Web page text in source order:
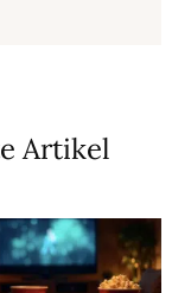
Artikel